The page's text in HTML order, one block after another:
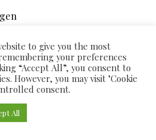
to give you the most
your preferences
“Accept All”, you consent to
However, you may visit "Cookie
consent.
All